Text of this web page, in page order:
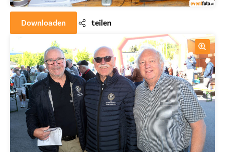
Downloaden teilen